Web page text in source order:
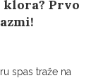
klora? Prvo
spas traže na